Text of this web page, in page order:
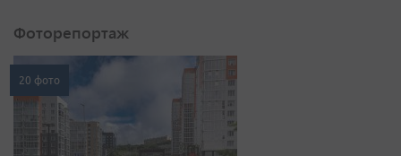
Фоторепортаж
20 фото